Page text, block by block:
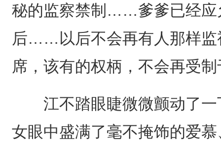
秘的监察禁制……爹爹已经应
后……以后不会再有人那样监
席，该有的权柄，不会再受制
江不踏眼睫微微颤动了一
女眼中盛满了毫不掩饰的爱